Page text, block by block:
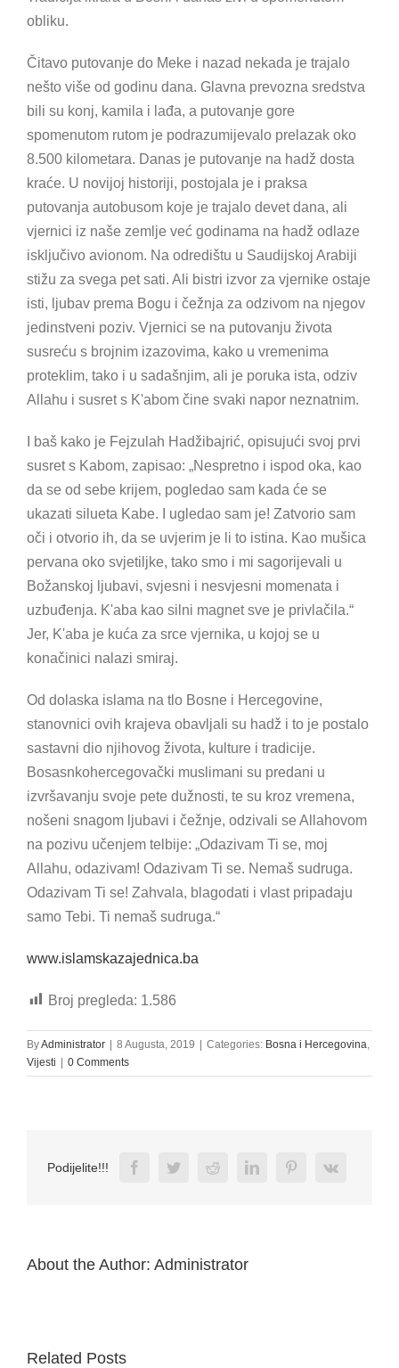
obliku.
Čitavo putovanje do Meke i nazad nekada je trajalo
nešto više od godinu dana. Glavna prevozna sredstva
bili su konj, kamila i lađa, a putovanje gore
spomenutom rutom je podrazumijevalo prelazak oko
8.500 kilometara. Danas je putovanje na hadž dosta
kraće. U novijoj historiji, postojala je i praksa
putovanja autobusom koje je trajalo devet dana, ali
vjernici iz naše zemlje već godinama na hadž odlaze
isključivo avionom. Na odredištu u Saudijskoj Arabiji
stižu za svega pet sati. Ali bistri izvor za vjernike ostaje
isti, ljubav prema Bogu i čežnja za odzivom na njegov
jedinstveni poziv. Vjernici se na putovanju života
susreću s brojnim izazovima, kako u vremenima
proteklim, tako i u sadašnjim, ali je poruka ista, odziv
Allahu i susret s K'abom čine svaki napor neznatnim.
I baš kako je Fejzulah Hadžibajrić, opisujući svoj prvi
susret s Kabom, zapisao: „Nespretno i ispod oka, kao
da se od sebe krijem, pogledao sam kada će se
ukazati silueta Kabe. I ugledao sam je! Zatvorio sam
oči i otvorio ih, da se uvjerim je li to istina. Kao mušica
pervana oko svjetiljke, tako smo i mi sagorijevali u
Božanskoj ljubavi, svjesni i nesvjesni momenata i
uzbuđenja. K'aba kao silni magnet sve je privlačila.“
Jer, K'aba je kuća za srce vjernika, u kojoj se u
konačinici nalazi smiraj.
Od dolaska islama na tlo Bosne i Hercegovine,
stanovnici ovih krajeva obavljali su hadž i to je postalo
sastavni dio njihovog života, kulture i tradicije.
Bosasnkohercegovački muslimani su predani u
izvršavanju svoje pete dužnosti, te su kroz vremena,
nošeni snagom ljubavi i čežnje, odzivali se Allahovom
na pozivu učenjem telbije: „Odazivam Ti se, moj
Allahu, odazivam! Odazivam Ti se. Nemaš sudruga.
Odazivam Ti se! Zahvala, blagodati i vlast pripadaju
samo Tebi. Ti nemaš sudruga.“
www.islamskazajednica.ba
Broj pregleda: 1.586
ByAdministrator | 8 Augusta, 2019 | Categories: Bosna i Hercegovina
Vijesti | 0 Comments
Podijelite!!! FacebookTwitterRedditLinkedInPinterestVk
About the Author: Administrator
Related Posts